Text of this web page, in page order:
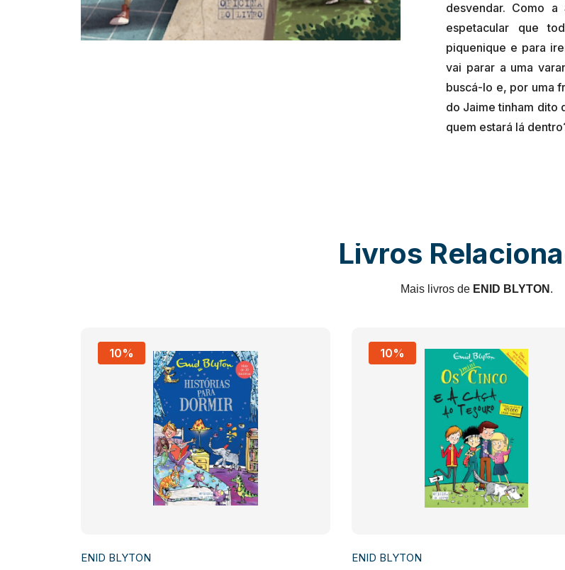
desvendar. Como
espetacular que
piquenique e para
vai parar a uma
buscá-lo e, por uma
do Jaime tinham dito
Livros
Mais livros de ENID BLYTON .
10%
ENID BLYTON
10%
ENID BLYTON